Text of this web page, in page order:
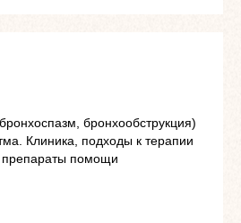
бронхообструкция)
Клиника, подходы к терапии
препараты помощи